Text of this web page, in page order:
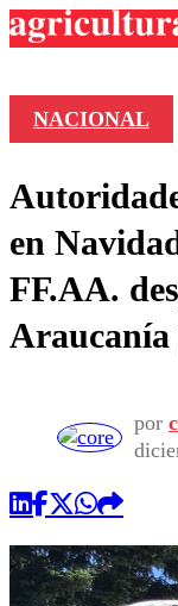
NACIONAL
en
FF.AA.
por